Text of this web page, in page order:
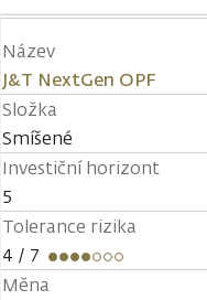
Název
J&T NextGen OPF
Složka
Smíšené
Investiční horizont
5
Tolerance rizika
4 / 7
Měna